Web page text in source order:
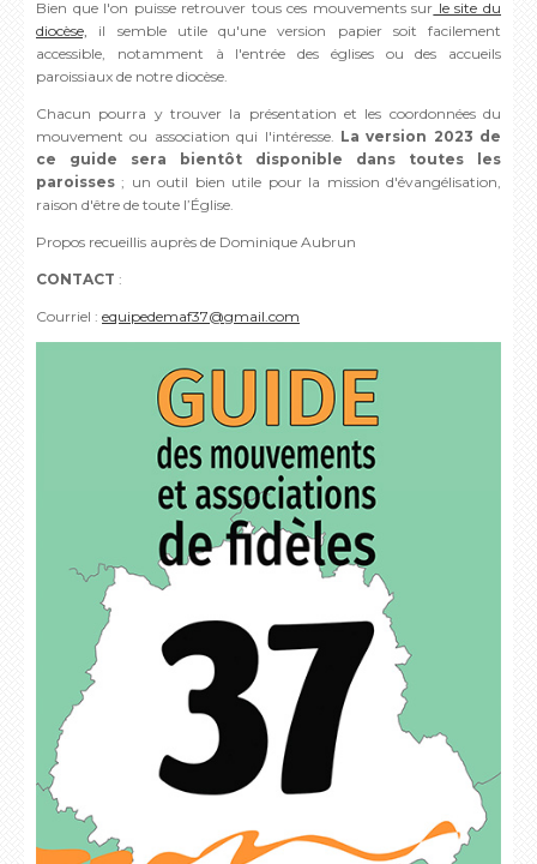
Bien que l'on puisse retrouver tous ces mouvements sur le site du
diocèse, il semble utile qu'une version papier soit facilement
accessible, notamment à l'entrée des églises ou des accueils
paroissiaux de notre diocèse.
Chacun pourra y trouver la présentation et les coordonnées du
mouvement ou association qui l'intéresse. La version 2023 de
ce guide sera bientôt disponible dans toutes les
paroisses ; un outil bien utile pour la mission d'évangélisation,
raison d'être de toute l’Église.
Propos recueillis auprès de Dominique Aubrun
CONTACT :
Courriel : equipedemaf37@gmail.com